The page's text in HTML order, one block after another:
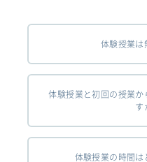
体験授業は
体験授業と初回の授業か
す
体験授業の時間は